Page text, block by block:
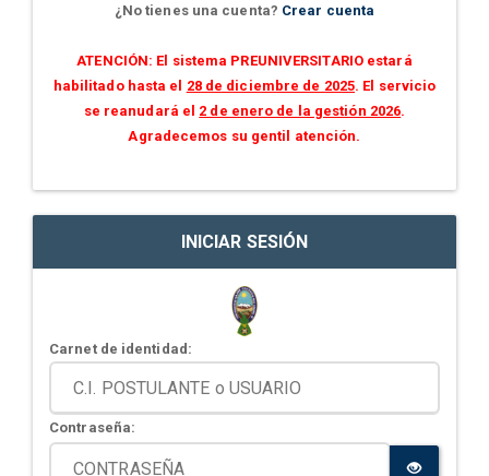
¿No tienes una cuenta? Crear cuenta
ATENCIÓN: El sistema PREUNIVERSITARIO estará
habilitado hasta el 28 de diciembre de 2025. El servicio
se reanudará el 2 de enero de la gestión 2026.
Agradecemos su gentil atención.
INICIAR SESIÓN
Carnet de identidad:
Contraseña: